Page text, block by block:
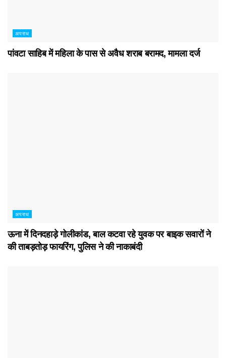
अपराध
पांवटा साहिब में महिला के पास से अवैध शराब बरामद, मामला दर्ज
अपराध
ऊना में दिनदहाड़े गोलीकांड, बाल कटवा रहे युवक पर बाइक सवारों ने
की ताबड़तोड़ फायरिंग, पुलिस ने की नाकाबंदी